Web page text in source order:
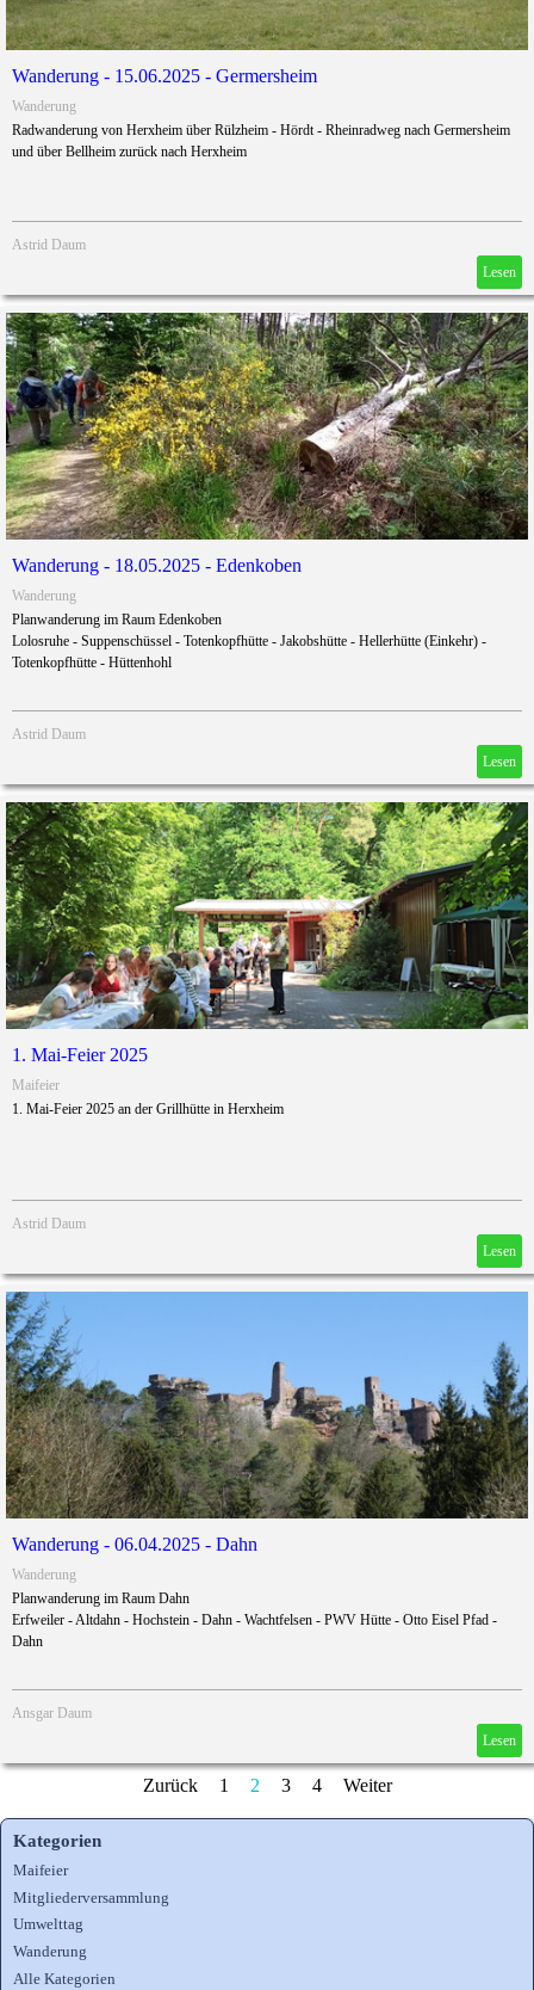
Wanderung - 15.06.2025 - Germersheim
Wanderung
Radwanderung von Herxheim über Rülzheim - Hördt - Rheinradweg nach Germersheim
und über Bellheim zurück nach Herxheim
Astrid Daum
Lesen
Wanderung - 18.05.2025 - Edenkoben
Wanderung
Planwanderung im Raum Edenkoben
Lolosruhe - Suppenschüssel - Totenkopfhütte - Jakobshütte - Hellerhütte (Einkehr) -
Totenkopfhütte - Hüttenhohl
Astrid Daum
Lesen
1. Mai-Feier 2025
Maifeier
1. Mai-Feier 2025 an der Grillhütte in Herxheim
Astrid Daum
Lesen
Wanderung - 06.04.2025 - Dahn
Wanderung
Planwanderung im Raum Dahn
Erfweiler - Altdahn - Hochstein - Dahn - Wachtfelsen - PWV Hütte - Otto Eisel Pfad -
Dahn
Ansgar Daum
Lesen
Zurück 1 2 3 4 Weiter
Kategorien
Maifeier
Mitgliederversammlung
Umwelttag
Wanderung
Alle Kategorien